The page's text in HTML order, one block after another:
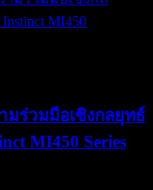
ร่วมมือเชิงกลยุทธ์
MI450 Series